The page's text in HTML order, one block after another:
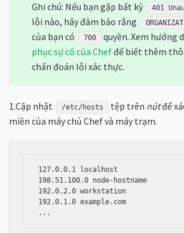
Ghi chú: Nếu bạn gặp bất kỳ 401
lỗi nào, hãy đảm bảo rằng
của bạn có
700 quyền. Xem hướng
phục sự cố của Chefđể biết thêm
chẩn đoán lỗi xác thực.
1.Cập nhật /etc/hosts tệp trên nútđể
miền của máy chủ Chef và máy trạm.
127.0.0.1 localhost
198.51.100.0 node-hostname
192.0.2.0 workstation
192.0.1.0 example.com